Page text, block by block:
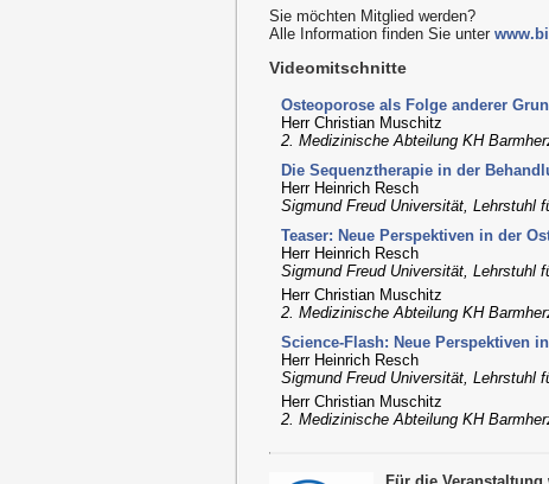
Sie möchten Mitglied werden?
Alle Information finden Sie unter
Videomitschnitte
Osteoporose als Folge anderer
Herr Christian Muschitz
2. Medizinische Abteilung KH
Die Sequenztherapie in der
Herr Heinrich Resch
Sigmund Freud Universität, Lehrstuhl
Teaser: Neue Perspektiven in der
Herr Heinrich Resch
Sigmund Freud Universität, Lehrstuhl
Herr Christian Muschitz
2. Medizinische Abteilung KH
Science-Flash: Neue Perspektiven
Herr Heinrich Resch
Sigmund Freud Universität, Lehrstuhl
Herr Christian Muschitz
2. Medizinische Abteilung KH